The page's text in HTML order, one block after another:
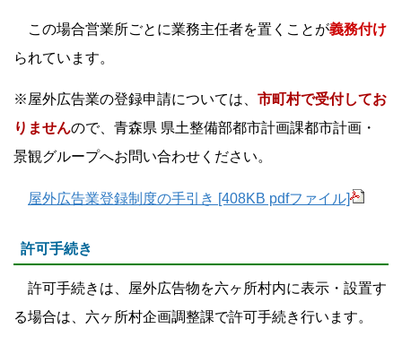
この場合営業所ごとに業務主任者を置くことが義務付け
られています。
※屋外広告業の登録申請については、 市町村で受付してお
りませんので、青森県 県土整備部都市計画課都市計画・
景観グループへお問い合わせください。
屋外広告業登録制度の手引き [408KB pdfファイル]
許可手続き
許可手続きは、屋外広告物を六ヶ所村内に表示・設置す
る場合は、六ヶ所村企画調整課で許可手続き行います。